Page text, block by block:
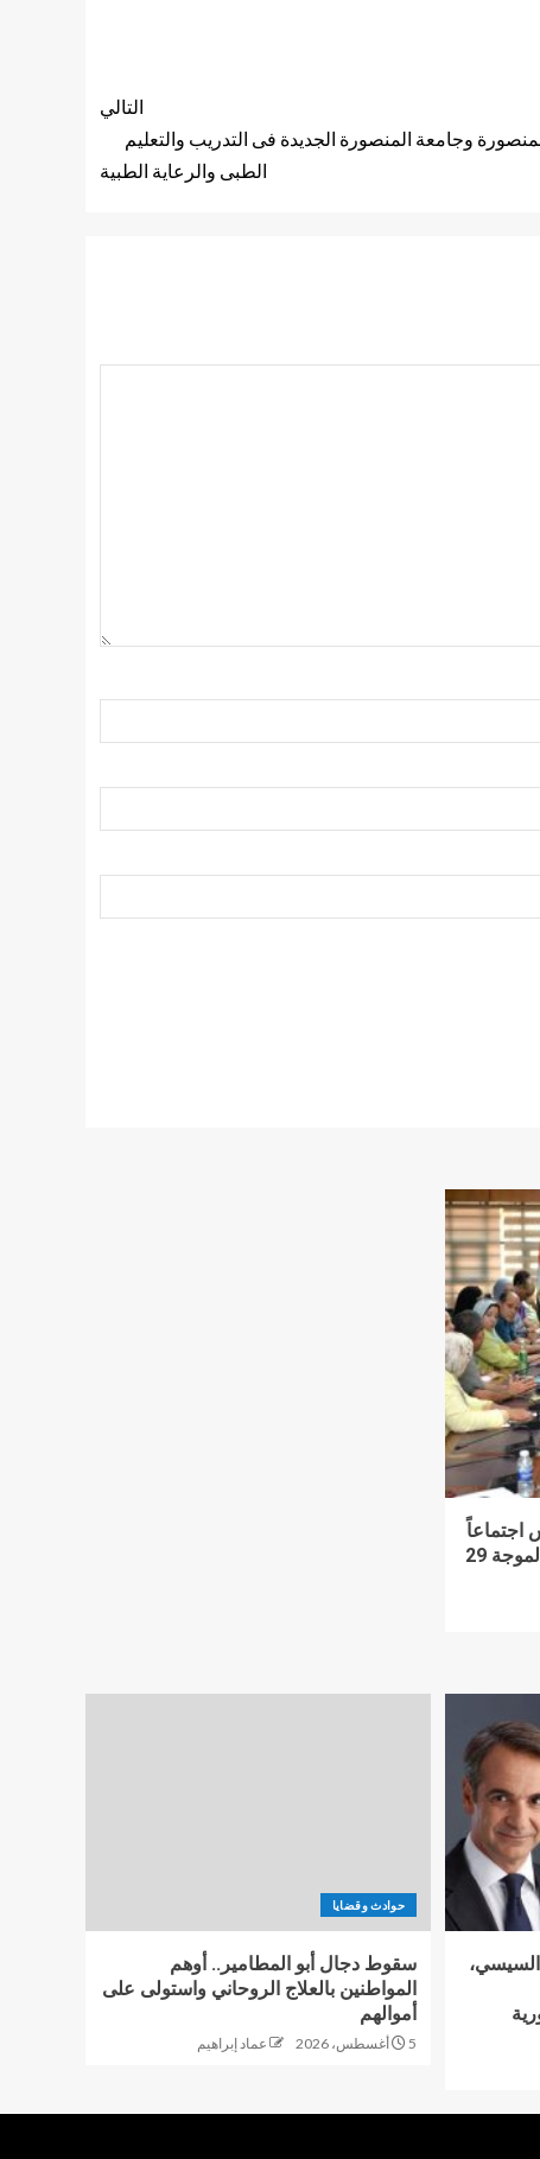
التالي
وجامعة المنصورة الجديدة فى التدريب والتعليم
الطبى والرعاية الطبية
اجتماعاً
لمتابعة ملفات التقنين ومتابعة الموجة 29
السيسي،
حوادث وقضايا
سقوط دجال أبو المطامير.. أوهم
المواطنين بالعلاج الروحاني واستولى على
أموالهم
5 أغسطس، 2026 عماد إبراهيم